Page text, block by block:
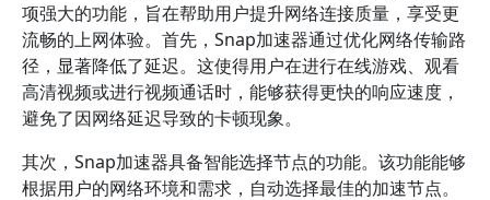
项强大的功能，旨在帮助用户提升网络连接质量，享受更
流畅的上网体验。首先，Snap加速器通过优化网络传输路
径，显著降低了延迟。这使得用户在进行在线游戏、观看
高清视频或进行视频通话时，能够获得更快的响应速度，
避免了因网络延迟导致的卡顿现象。
其次，Snap加速器具备智能选择节点的功能。该功能能够
根据用户的网络环境和需求，自动选择最佳的加速节点。